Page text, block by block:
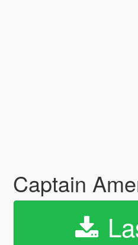
Captain